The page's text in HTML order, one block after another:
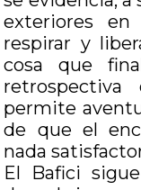
exteriores
respirar y
cosa que
permite
de que el
nada
El Bafici